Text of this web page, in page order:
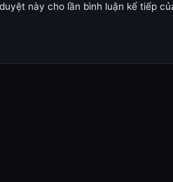
này cho lần bình luận kế tiếp